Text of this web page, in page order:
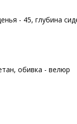
- 45, глубина
обивка - велюр